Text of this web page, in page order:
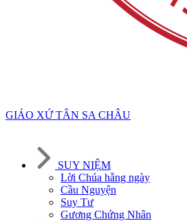
GIÁO XỨ TÂN SA CHÂU
SUY NIỆM
Lời Chúa hằng ngày
Cầu Nguyện
Suy Tư
Gương Chứng Nhân